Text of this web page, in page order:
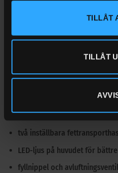
TILLÅT
TILLÅT
vare två inställbara
laddningsindikering får du
Fördelar med batteridriven
väska
två inställbara
LED-ljus på huvudet för
fyllnippel och